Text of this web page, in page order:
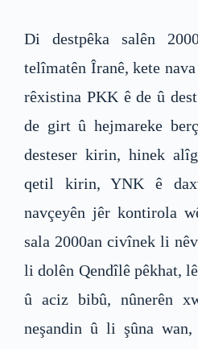
Di destpêka salên
telîmatên Îranê, kete
rêxistina PKK ê de û
de girt û hejmareke
desteser kirin, hinek
qetil kirin, YNK ê
navçeyên jêr kontirola
sala 2000an civînek li
li dolên Qendîlê pêkhat,
û aciz bibû, nûnerên
neşandin û li şûna wan,